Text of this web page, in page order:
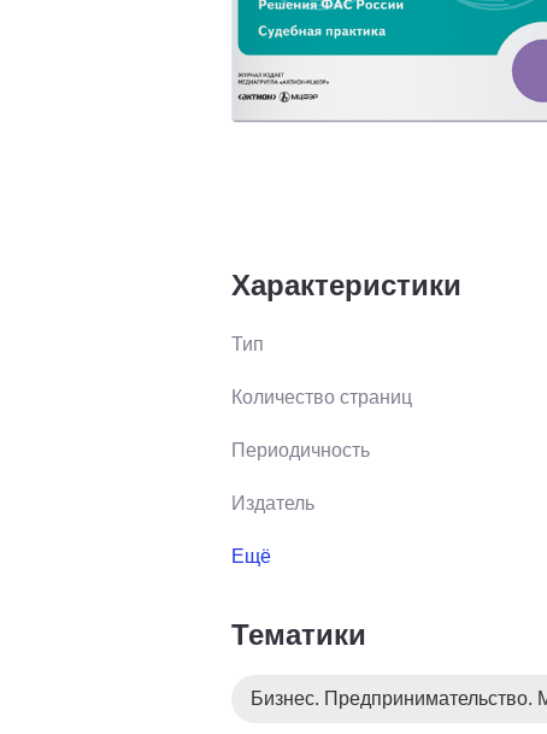
Характеристики
Тип
Количество страниц
Периодичность
Издатель
Ещё
Тематики
Бизнес. Предпринимательство.